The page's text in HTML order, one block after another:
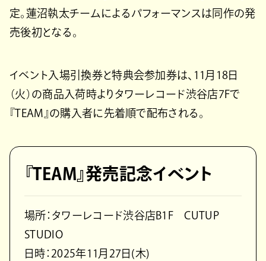
定。蓮沼執太チームによるパフォーマンスは同作の発
売後初となる。
イベント入場引換券と特典会参加券は、11月18日
（火）の商品入荷時よりタワーレコード渋谷店7Fで
『TEAM』の購入者に先着順で配布される。
『TEAM』発売記念イベント
場所：タワーレコード渋谷店B1F CUTUP
STUDIO
日時：2025年11月27日(木)